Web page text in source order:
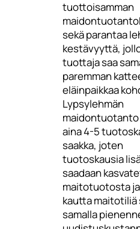
tuottoisamman
sekä parantaa
kestävyyttä,
tuottaja saa
paremman
eläinpaikkaa
Lypsylehmän
aina 4-5
saakka, joten
tuotoskausia
saadaan
maitotuotosta
kautta maitotiliä
samalla